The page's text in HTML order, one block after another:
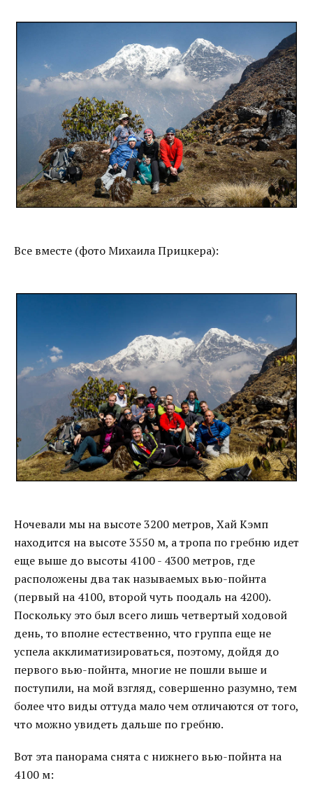
Все вместе (фото Михаила Прицкера):
Ночевали мы на высоте 3200 метров, Хай Кэмп
находится на высоте 3550 м, а тропа по гребню идет
еще выше до высоты 4100 - 4300 метров, где
расположены два так называемых вью-пойнта
(первый на 4100, второй чуть поодаль на 4200).
Поскольку это был всего лишь четвертый ходовой
день, то вполне естественно, что группа еще не
успела акклиматизироваться, поэтому, дойдя до
первого вью-пойнта, многие не пошли выше и
поступили, на мой взгляд, совершенно разумно, тем
более что виды оттуда мало чем отличаются от того,
что можно увидеть дальше по гребню.
Вот эта панорама снята с нижнего вью-пойнта на
4100 м: